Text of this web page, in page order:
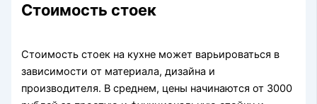
Стоимость стоек
Стоимость стоек на кухне может варьироваться в
зависимости от материала, дизайна и
производителя. В среднем, цены начинаются от 3000